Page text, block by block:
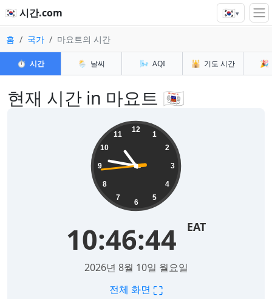
🇰🇷 시간.com 🇰🇷▾
홈 국가 마요트의 시간
⏱️ 시간 🌦️ 날씨 🌬️ AQI 🕌 기도 시간 🎉
현재 시간 in 마요트 🇾🇹
12
1
2
3
4
5
6
7
8
9
10
11
10:46:44 EAT
2026년 8월 10일 월요일
전체 화면 ⛶